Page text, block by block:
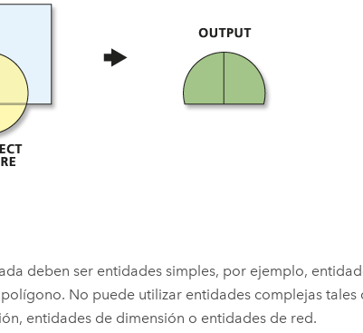
deben ser entidades simples, por ejemplo,
polígono. No puede utilizar entidades complejas
entidades de dimensión o entidades de red.